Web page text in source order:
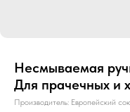
Несмываемая
Для прачечных и
Производитель: Европейский